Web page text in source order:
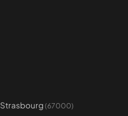
Strasbourg (67000)